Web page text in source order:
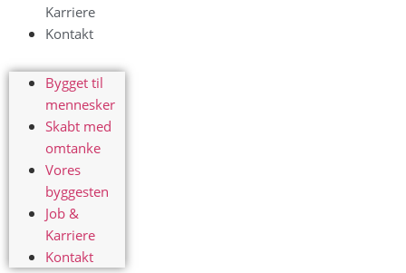
Karriere
Kontakt
Bygget til
mennesker
Skabt med
omtanke
Vores
byggesten
Job &
Karriere
Kontakt